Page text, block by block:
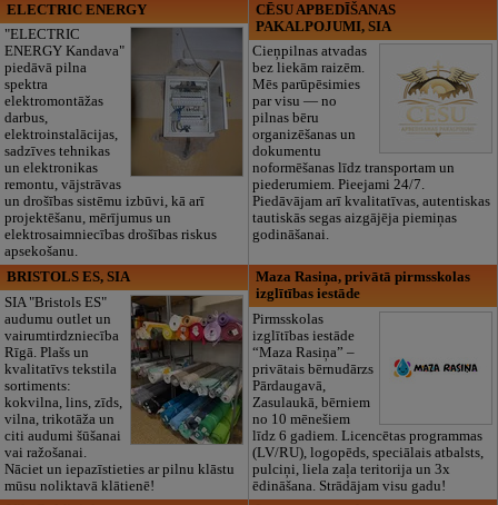
ELECTRIC ENERGY
"ELECTRIC
ENERGY Kandava"
piedāvā pilna
spektra
elektromontāžas
darbus,
elektroinstalācijas,
sadzīves tehnikas
un elektronikas
remontu, vājstrāvas
un drošības sistēmu izbūvi, kā arī
projektēšanu, mērījumus un
elektrosaimniecības drošības riskus
apsekošanu.
CĒSU APBEDĪŠANAS
PAKALPOJUMI, SIA
Cieņpilnas atvadas
bez liekām raizēm.
Mēs parūpēsimies
par visu — no
pilnas bēru
organizēšanas un
dokumentu
noformēšanas līdz transportam un
piederumiem. Pieejami 24/7.
Piedāvājam arī kvalitatīvas, autentiskas
tautiskās segas aizgājēja piemiņas
godināšanai.
BRISTOLS ES, SIA
SIA "Bristols ES"
audumu outlet un
vairumtirdzniecība
Rīgā. Plašs un
kvalitatīvs tekstila
sortiments:
kokvilna, lins, zīds,
vilna, trikotāža un
citi audumi šūšanai
vai ražošanai.
Nāciet un iepazīstieties ar pilnu klāstu
mūsu noliktavā klātienē!
Maza Rasiņa, privātā pirmsskolas
izglītības iestāde
Pirmsskolas
izglītības iestāde
“Maza Rasiņa” –
privātais bērnudārzs
Pārdaugavā,
Zasulaukā, bērniem
no 10 mēnešiem
līdz 6 gadiem. Licencētas programmas
(LV/RU), logopēds, speciālais atbalsts,
pulciņi, liela zaļa teritorija un 3x
ēdināšana. Strādājam visu gadu!